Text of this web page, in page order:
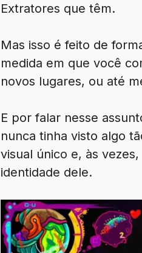
Extratores que têm.
Mas isso é feito de
medida em que você
novos lugares, ou até
E por falar nesse
nunca tinha visto algo
visual único e, às
identidade dele.